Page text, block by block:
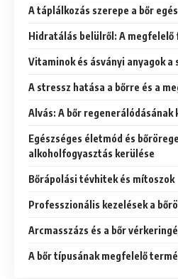
A táplálkozás szerepe a bőr
Hidratálás belülről: A megfelelő
Vitaminok és ásványi anyagok a
A stressz hatása a bőrre és a
Alvás: A bőr regenerálódásának
Egészséges életmód és
alkoholfogyasztás kerülése
Bőrápolási tévhitek és mítoszok
Professzionális kezelések a
Arcmasszázs és a bőr
A bőr típusának megfelelő